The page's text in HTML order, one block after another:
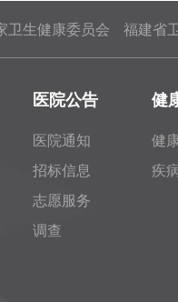
卫生健康委员会 福建省
医院公告
医院通知
招标信息
志愿服务
调查
健
健
疾